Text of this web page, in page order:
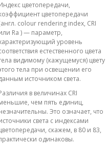
цветопередачи,
цветопередачи
colour rendering index, CRI
Ra ) — параметр,
уровень
естественного цвета
видимому (кажущемуся) цвету
тела при освещении его
источником света.
в величинах CRI
чем пять единиц,
Это означает, что
света с индексами
скажем, в 80 и 83,
одинаковы.